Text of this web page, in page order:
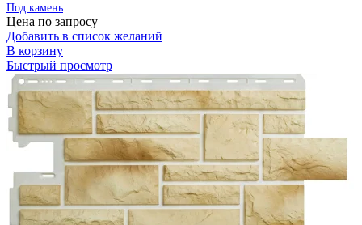
Под камень
Цена по запросу
Добавить в список желаний
В корзину
Быстрый просмотр